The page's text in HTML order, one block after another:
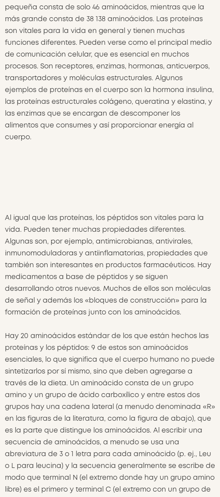
pequeña consta de solo 46 aminoácidos, mientras que la
más grande consta de 38 138 aminoácidos. Las proteínas
son vitales para la vida en general y tienen muchas
funciones diferentes. Pueden verse como el principal medio
de comunicación celular, que es esencial en muchos
procesos. Son receptores, enzimas, hormonas, anticuerpos,
transportadores y moléculas estructurales. Algunos
ejemplos de proteínas en el cuerpo son la hormona insulina,
las proteínas estructurales colágeno, queratina y elastina, y
las enzimas que se encargan de descomponer los
alimentos que consumes y así proporcionar energía al
cuerpo.
Al igual que las proteínas, los péptidos son vitales para la
vida. Pueden tener muchas propiedades diferentes.
Algunas son, por ejemplo, antimicrobianas, antivirales,
inmunomoduladoras y antiinflamatorias, propiedades que
también son interesantes en productos farmacéuticos. Hay
medicamentos a base de péptidos y se siguen
desarrollando otros nuevos. Muchos de ellos son moléculas
de señal y además los «bloques de construcción» para la
formación de proteínas junto con los aminoácidos.
Hay 20 aminoácidos estándar de los que están hechos las
proteínas y los péptidos: 9 de estos son aminoácidos
esenciales, lo que significa que el cuerpo humano no puede
sintetizarlos por sí mismo, sino que deben agregarse a
través de la dieta. Un aminoácido consta de un grupo
amino y un grupo de ácido carboxílico y entre estos dos
grupos hay una cadena lateral (a menudo denominada «R»
en las figuras de la literatura, como la figura de abajo), que
es la parte que distingue los aminoácidos. Al escribir una
secuencia de aminoácidos, a menudo se usa una
abreviatura de 3 o 1 letra para cada aminoácido (p. ej., Leu
o L para leucina) y la secuencia generalmente se escribe de
modo que terminal N (el extremo donde hay un grupo amino
libre) es el primero y terminal C (el extremo con un grupo de